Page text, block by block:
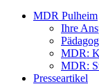
MDR Pulheim
Ihre
MDR:
MDR:
Presseartikel